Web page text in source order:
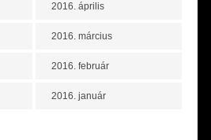
2016. április
2016. március
2016. február
2016. január